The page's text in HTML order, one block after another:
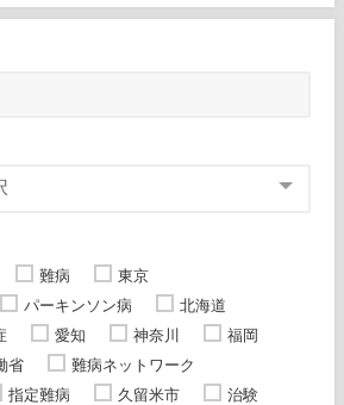
難病
東京
パーキンソン病
北海道
愛知 神奈川
福岡
省
難病ネットワーク
指定難病 久留米市
治験